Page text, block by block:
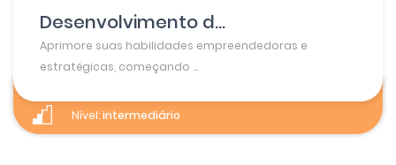
Desenvolvimento d...
Aprimore suas habilidades empreendedoras e
estratégicas, começando ...
Nível:intermediário